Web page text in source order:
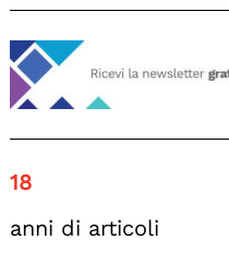
18
anni di articoli